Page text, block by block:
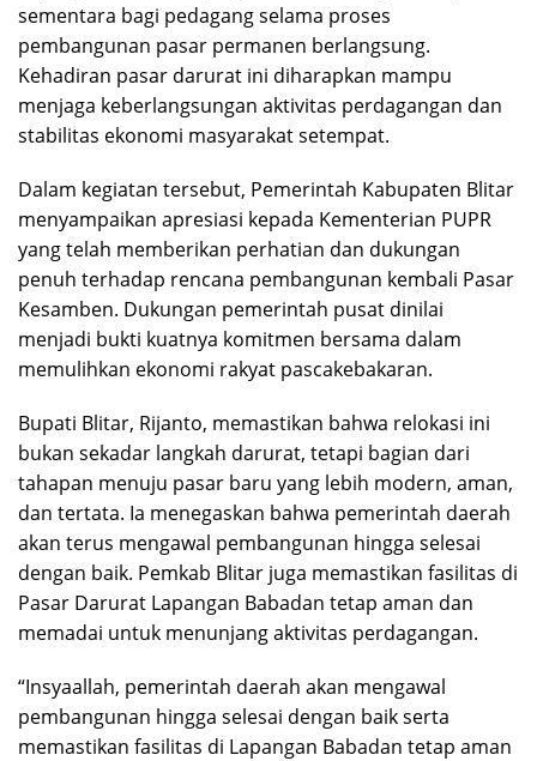
sementara bagi pedagang selama proses
pembangunan pasar permanen berlangsung.
Kehadiran pasar darurat ini diharapkan mampu
menjaga keberlangsungan aktivitas perdagangan dan
stabilitas ekonomi masyarakat setempat.
Dalam kegiatan tersebut, Pemerintah Kabupaten Blitar
menyampaikan apresiasi kepada Kementerian PUPR
yang telah memberikan perhatian dan dukungan
penuh terhadap rencana pembangunan kembali Pasar
Kesamben. Dukungan pemerintah pusat dinilai
menjadi bukti kuatnya komitmen bersama dalam
memulihkan ekonomi rakyat pascakebakaran.
Bupati Blitar, Rijanto, memastikan bahwa relokasi ini
bukan sekadar langkah darurat, tetapi bagian dari
tahapan menuju pasar baru yang lebih modern, aman,
dan tertata. Ia menegaskan bahwa pemerintah daerah
akan terus mengawal pembangunan hingga selesai
dengan baik. Pemkab Blitar juga memastikan fasilitas di
Pasar Darurat Lapangan Babadan tetap aman dan
memadai untuk menunjang aktivitas perdagangan.
“Insyaallah, pemerintah daerah akan mengawal
pembangunan hingga selesai dengan baik serta
memastikan fasilitas di Lapangan Babadan tetap aman